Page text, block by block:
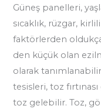
Güneş panelleri,
sıcaklık, rüzgar,
faktörlerden
den küçük olan
olarak
tesisleri, toz
toz gelebilir. Toz,